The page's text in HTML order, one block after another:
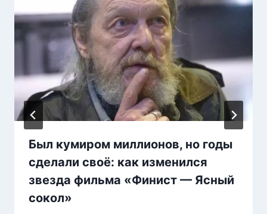
Был кумиром миллионов, но годы
сделали своё: как изменился
звезда фильма «Финист — Ясный
сокол»